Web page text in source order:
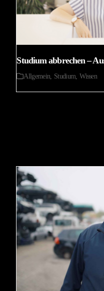
Studium abbrechen –
Allgemein, Studium,Wissen